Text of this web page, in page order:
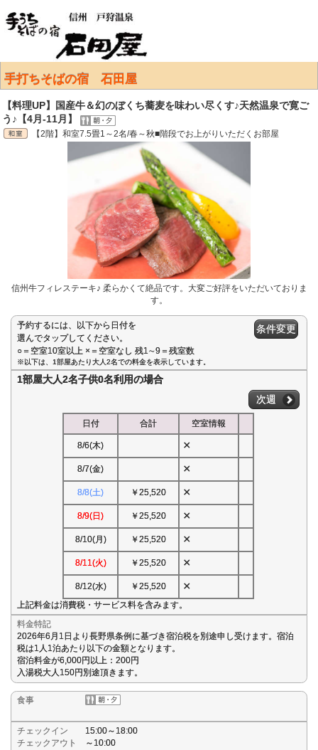
手打ちそばの宿 石田屋
【料理UP】国産牛＆幻のぼくち蕎麦を味わい尽くす♪天然温泉で寛ご
う♪【4月-11月】
【2階】和室7.5畳1～2名/春～秋■階段でお上がりいただくお部屋
信州牛フィレステーキ♪ 柔らかくて絶品です。大変ご好評をいただいておりま
す。
予約するには、以下から日付を
選んでタップしてください。
○＝空室10室以上 ×＝空室なし 残1∼9＝残室数
条件変更
※以下は、1部屋あたり大人2名での料金を表示しています。
1部屋大人2名子供0名利用の場合
次週
日付 合計 空室情報
8/6(木) ×
8/7(金) ×
8/8(土) ￥25,520 ×
8/9(日) ￥25,520 ×
8/10(月) ￥25,520 ×
8/11(火) ￥25,520 ×
8/12(水) ￥25,520 ×
上記料金は消費税・サービス料を含みます。
料金特記
2026年6月1日より長野県条例に基づき宿泊税を別途申し受けます。宿泊
税は1人1泊あたり以下の金額となります。
宿泊料金が6,000円以上：200円
入湯税大人150円別途頂きます。
食事
チェックイン
15:00～18:00
チェックアウト
～10:00